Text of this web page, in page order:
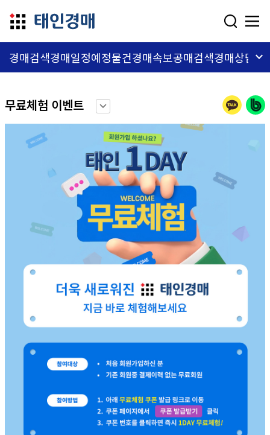
dehaze
경매검색경매일정예정물건경매속보공매검색경매상담 교
keyboard_arrow_down
무료체험 이벤트 keyboard_arrow_down